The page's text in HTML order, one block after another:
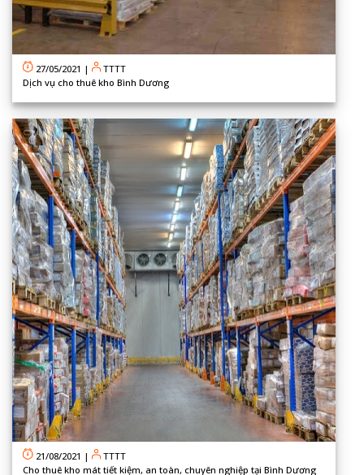
27/05/2021 |
TTTT
Dịch vụ cho thuê kho Bình Dương
21/08/2021 |
TTTT
Cho thuê kho mát tiết kiệm, an toàn, chuyên nghiệp tại Bình Dương